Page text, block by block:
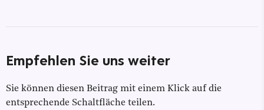
Empfehlen Sie uns weiter
Sie können diesen Beitrag mit einem Klick auf die
entsprechende Schaltfläche teilen.